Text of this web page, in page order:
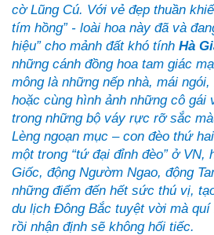
cờLũng Cú. Với vẻ đẹp thuần
tím hồng” - loài hoa này đã và
hiệu” cho mảnh đất khó tính Hà
những cánh đồng hoa tam giác
mông là những nếp nhà, mái
hoặc cùng hình ảnh những cô gái
trong những bộ váy rực rỡ sắc
Lèngngoạn mục – con đèo thứ
một trong “tứ đại đỉnh đèo” ở VN,
Giốc, động Ngườm Ngao, động
những điểm đến hết sức thú vị,
du lịch Đông Bắc tuyệt vời mà
rồi nhận định sẽ không hối tiếc.